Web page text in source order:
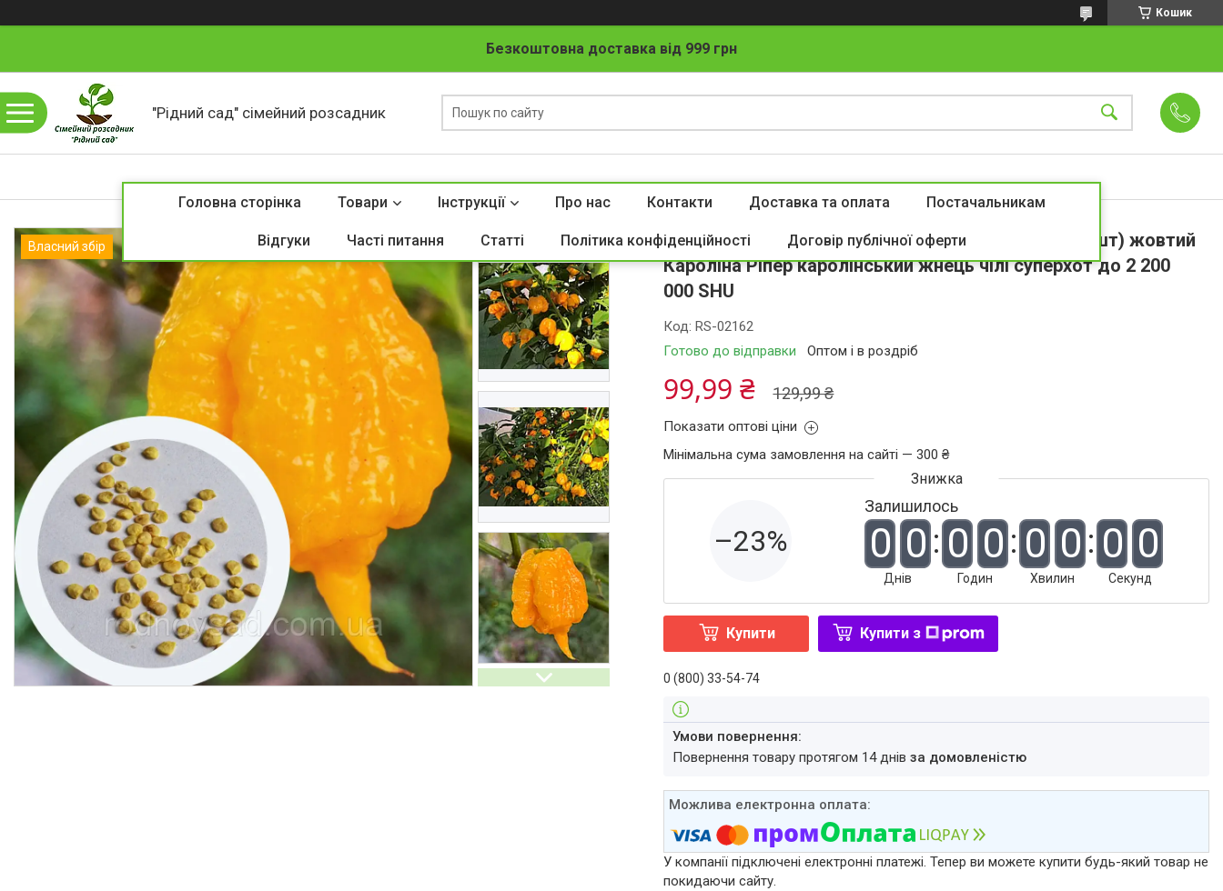
Кошик
Безкоштовна доставка від 999 грн
"Рідний сад" сімейний розсадник
Головна сторінка Товари Інструкції Про нас Контакти Доставка та оплата Постачальникам
Відгуки Часті питання Статті Політика конфіденційності Договір публічної оферти
Власний збір
Перець гострий Carolina Reaper Yellow насіння (5 шт) жовтий
Кароліна Ріпер каролінський жнець чілі суперхот до 2 200
000 SHU
Готово до відправки Оптом і в роздріб
Код:RS-02162
129,99 ₴
99,99 ₴
Показати оптові ціни
Мінімальна сума замовлення на сайті — 300 ₴
–23%
Залишилось
0 0
Днів
0 0
Годин
0 0
Хвилин
0 0
Секунд
Купити Купити з
0 (800) 33-54-74
повернення товару протягом 14 днівза домовленістю
У компанії підключені електронні платежі. Тепер ви можете купити будь-який товар не
покидаючи сайту.